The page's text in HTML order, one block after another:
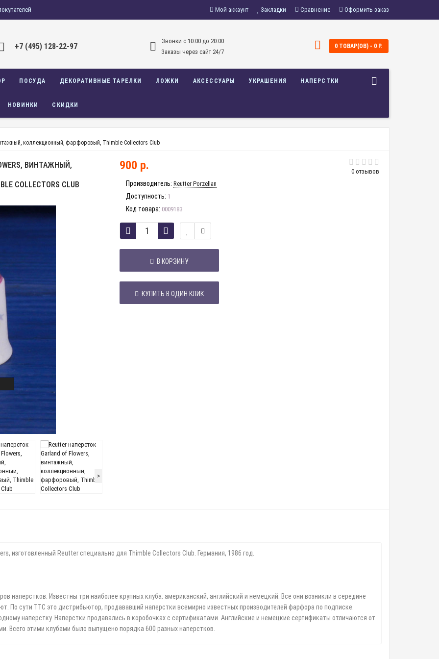
Мой аккаунт Закладки Сравнение Оформить заказ
+7 (495) 128-22-97
Звонки c 10:00 до 20:00
Заказы через сайт 24/7
0 ТОВАР(ОВ) - 0 Р.
ПОСУДА ДЕКОРАТИВНЫЕ ТАРЕЛКИ ЛОЖКИ АКСЕССУАРЫ УКРАШЕНИЯ НАПЕРСТКИ
НОВИНКИ СКИДКИ
коллекционный, фарфоровый, Thimble Collectors Club
ВИНТАЖНЫЙ,
COLLECTORS CLUB
>
0 отзывов
900 р.
Производитель: Reutter Porzellan
Доступность: 1
Код товара: 0009183
В КОРЗИНУ
КУПИТЬ В ОДИН КЛИК
изготовленный Reutter специально для Thimble Collectors Club. Германия, 1986 год.
наперстков. Известны три наиболее крупных клуба: американский, английский и немецкий. Все они возникли в середине
По сути TTC это дистрибьютор, продававший наперстки всемирно известных производителей фарфора по подписке.
наперстку. Наперстки продавались в коробочках с сертификатами. Английские и немецкие сертификаты отличаются от
Всего этими клубами было выпущено порядка 600 разных наперстков.